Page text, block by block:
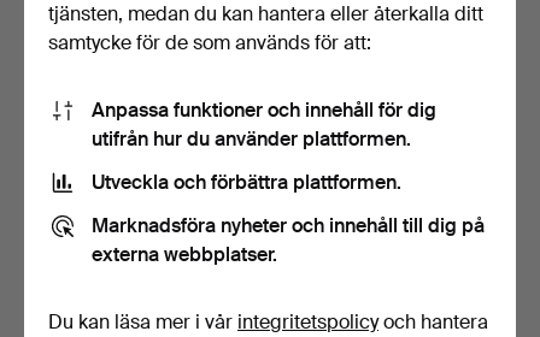
MATSALSSKÅP med
belysning, trä och glas, m…
Klubbades 7 aug 2026
1 bud
MONICA BACKSTRÖM.
Skulptur, ägg, konstglas…
Klubbades 7 aug 2026
7 bud
tjänsten, medan du kan hantera eller återkalla ditt
samtycke för de som används för att:
Anpassa funktioner och innehåll för dig
utifrån hur du använder plattformen.
Utveckla och förbättra plattformen.
Marknadsföra nyheter och innehåll till dig på
externa webbplatser.
Du kan läsa mer i vår integritetspolicyoch hantera